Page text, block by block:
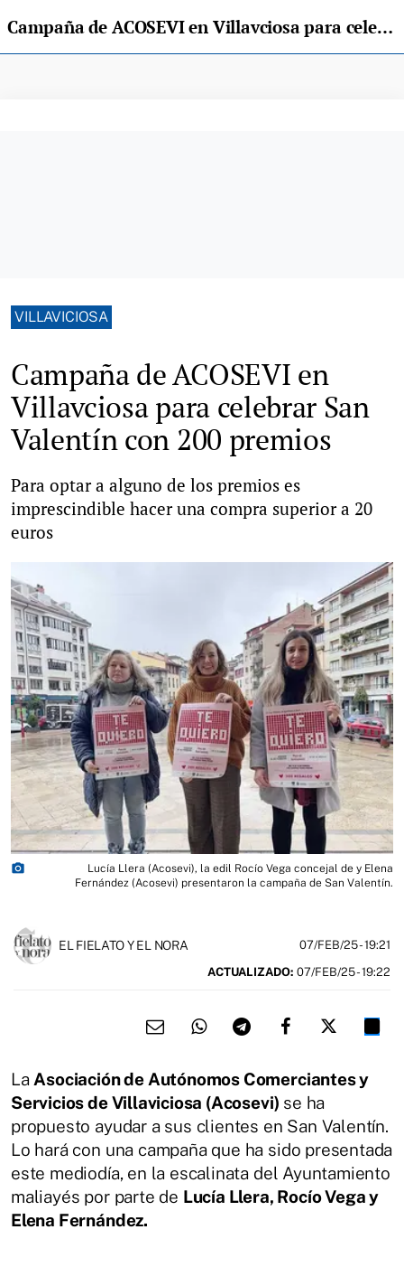
Campaña de ACOSEVI en Villavciosa para celebrar San Valentín con 200 premios
VILLAVICIOSA
Campaña de ACOSEVI en
Villavciosa para celebrar San
Valentín con 200 premios
Para optar a alguno de los premios es
imprescindible hacer una compra superior a 20
euros
photo_camera
Lucía Llera (Acosevi), la edil Rocío Vega concejal de y Elena
Fernández (Acosevi) presentaron la campaña de San Valentín.
EL FIELATO Y EL NORA 07/FEB/25- 19:21
ACTUALIZADO: 07/FEB/25 - 19:22
La Asociación de Autónomos Comerciantes y
Servicios de Villaviciosa (Acosevi) se ha
propuesto ayudar a sus clientes en San Valentín.
Lo hará con una campaña que ha sido presentada
este mediodía, en la escalinata del Ayuntamiento
maliayés por parte de Lucía Llera, Rocío Vega y
Elena Fernández.